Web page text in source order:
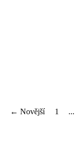
← Novější 1 ...